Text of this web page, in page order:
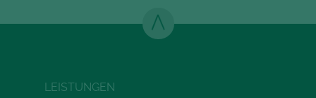
LEISTUNGEN